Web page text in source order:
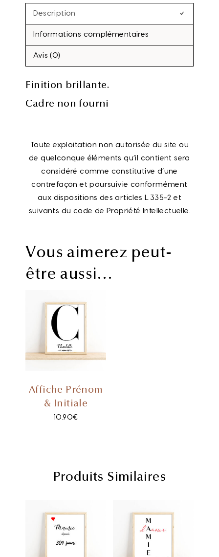
Description
Informations complémentaires
Avis (0)
Finition brillante.
Cadre non fourni
Toute exploitation non autorisée du site ou
de quelconque éléments qu’il contient sera
considéré comme constitutive d’une
contrefaçon et poursuivie conformément
aux dispositions des articles L.335-2 et
suivants du code de Propriété Intellectuelle.
Vous aimerez peut-
être aussi…
Affiche Prénom
& Initiale
10.90€
Produits Similaires